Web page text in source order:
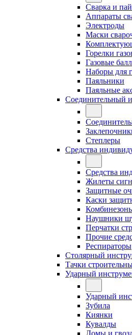
Сварка и
Аппараты
Электроды
Маски
Горелки
Газовые
Наборы для
Паяльники
Паяльные
Соединительный
Степлеры
Средства
Средства
Жилеты
Защитные
Каски
Наушники
Перчатки
Прочие
Респираторы
Столярный
Тачки
Ударный
Ударный
Зубила
Киянки
Кувалды
Ломы и